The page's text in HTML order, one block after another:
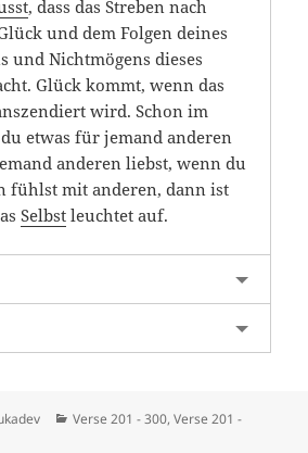
, dass das Streben nach
und dem Folgen deines
und Nichtmögens dieses
Glück kommt, wenn das
wird. Schon im
etwas für jemand anderen
anderen liebst, wenn du
fühlst mit anderen, dann ist
Selbst leuchtet auf.
Kategorien
Verse 201 - 300,Verse 201 -